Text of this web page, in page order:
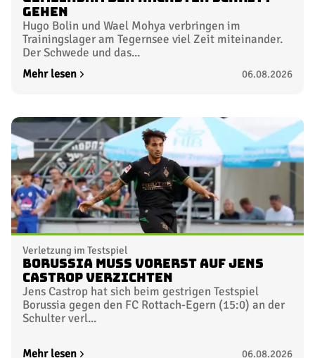
gehen
Hugo Bolin und Wael Mohya verbringen im
Trainingslager am Tegernsee viel Zeit miteinander.
Der Schwede und das...
Mehr lesen 06.08.2026
Verletzung im Testspiel
Borussia muss vorerst auf Jens
Castrop verzichten
Jens Castrop hat sich beim gestrigen Testspiel
Borussia gegen den FC Rottach-Egern (15:0) an der
Schulter verl...
Mehr lesen 06.08.2026